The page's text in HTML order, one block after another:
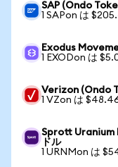
SAP (Ondo
1 SAPon は
Exodus
1 EXODon は
Verizon (Ondo
1 VZon は
Sprott Uranium
ドル
1 URNMon は